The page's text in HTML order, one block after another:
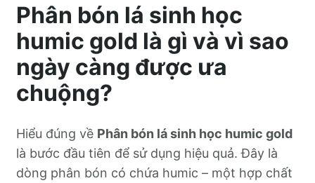
Phân bón lá sinh học
humic gold là gì và vì sao
ngày càng được ưa
chuộng?
Hiểu đúng về Phân bón lá sinh học humic gold
là bước đầu tiên để sử dụng hiệu quả. Đây là
dòng phân bón có chứa humic – một hợp chất